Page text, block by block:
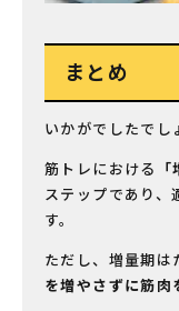
まとめ
いかがでしたでし
筋トレにおける
ステップであり、
す。
ただし、増量期は
を増やさずに筋肉